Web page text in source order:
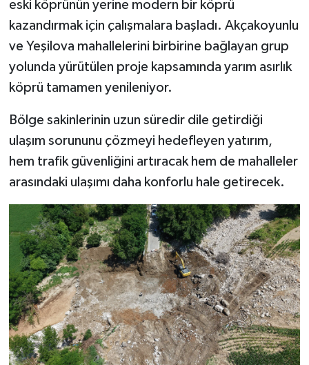
eski köprünün yerine modern bir köprü
kazandırmak için çalışmalara başladı. Akçakoyunlu
ve Yeşilova mahallelerini birbirine bağlayan grup
yolunda yürütülen proje kapsamında yarım asırlık
köprü tamamen yenileniyor.
Bölge sakinlerinin uzun süredir dile getirdiği
ulaşım sorununu çözmeyi hedefleyen yatırım,
hem trafik güvenliğini artıracak hem de mahalleler
arasındaki ulaşımı daha konforlu hale getirecek.
MEDYA
SEÇİM 2011
ÜÇÜNCÜ SAYFA
Yemek
SİVİL TOPLUM
SEÇİM 2014
KİM KİMDİR
ÇEK GÖNDER
KİTAP